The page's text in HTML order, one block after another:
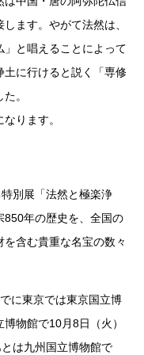
ます。やがて法然は、
」と唱えることによって
に行けると説く「専修
。
ります。
別展「法然と極楽浄
850年の歴史を、全国の
含む貴重な名宝の数々
に東京では東京国立博
物館で10月8日（火）
は九州国立博物館で